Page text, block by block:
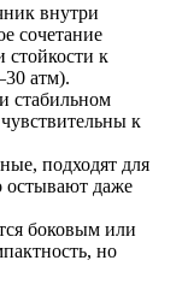
внутри
сочетание
стойкости к
атм).
стабильном
к
подходят для
остывают даже
боковым или
но